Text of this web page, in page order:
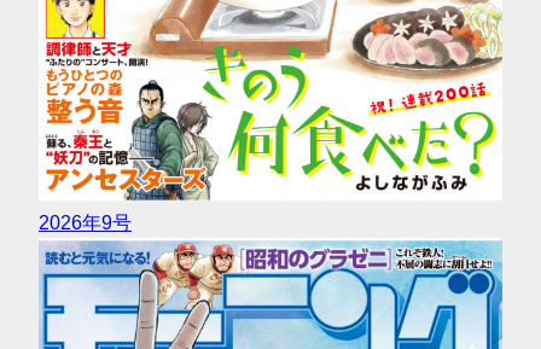
2026年9号